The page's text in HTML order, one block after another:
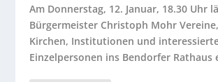
Am Donnerstag, 12. Januar, 18.30 Uhr
Bürgermeister Christoph Mohr
Kirchen, Institutionen und
Einzelpersonen ins Bendorfer Rathaus